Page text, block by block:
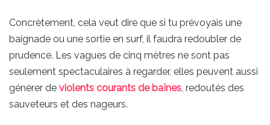
Concrètement, cela veut dire que si tu prévoyais une
baignade ou une sortie en surf, il faudra redoubler de
prudence. Les vagues de cinq mètres ne sont pas
seulement spectaculaires à regarder, elles peuvent aussi
générer de violents courants de baïnes, redoutés des
sauveteurs et des nageurs.